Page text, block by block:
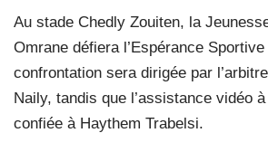
Au stade Chedly Zouiten, la
Omrane défiera l’Espérance
confrontation sera dirigée par
Naily, tandis que l’assistance vidéo
confiée à Haythem Trabelsi.